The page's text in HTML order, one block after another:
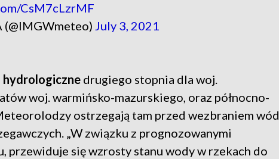
CsM7cLzrMF
(@IMGWmeteo) July 3, 2021
hydrologiczne drugiego stopnia dla woj.
woj. warmińsko-mazurskiego, oraz północno-
ostrzegają tam przed wezbraniem wód
„W związku z prognozowanymi
przewiduje się wzrosty stanu wody w rzekach do